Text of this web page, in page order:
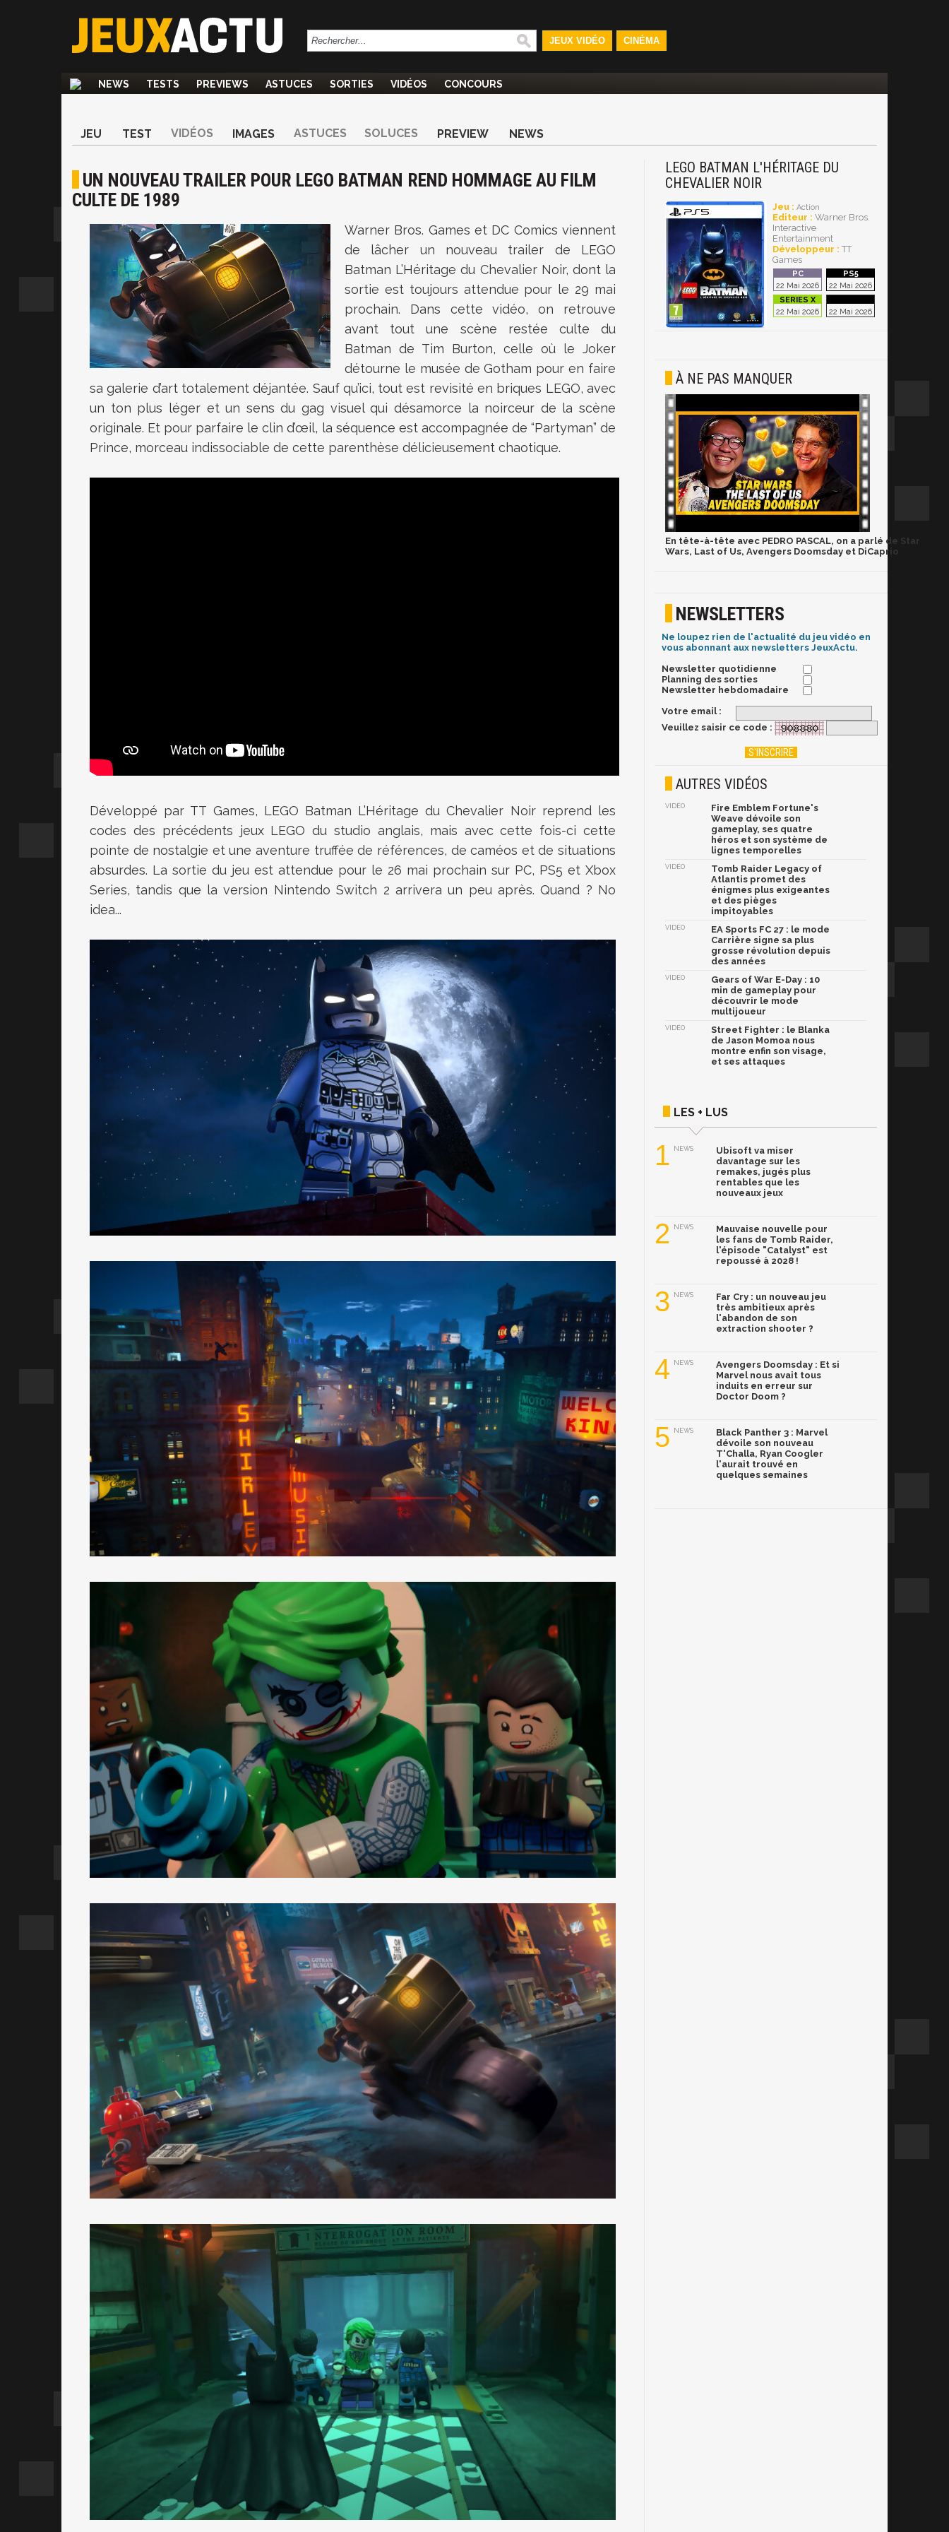
JEUX VIDÉO CINÉMA
NEWS TESTS PREVIEWS ASTUCES SORTIES VIDÉOS CONCOURS
JEU TEST VIDÉOS IMAGES ASTUCES SOLUCES PREVIEW NEWS
UN NOUVEAU TRAILER POUR LEGO BATMAN REND HOMMAGE AU FILM
CULTE DE 1989
Warner Bros. Games et DC Comics viennent
de lâcher un nouveau trailer de LEGO
Batman L’Héritage du Chevalier Noir, dont la
sortie est toujours attendue pour le 29 mai
prochain. Dans cette vidéo, on retrouve
avant tout une scène restée culte du
Batman de Tim Burton, celle où le Joker
détourne le musée de Gotham pour en faire
sa galerie d’art totalement déjantée. Sauf qu’ici, tout est revisité en briques LEGO, avec
un ton plus léger et un sens du gag visuel qui désamorce la noirceur de la scène
originale. Et pour parfaire le clin d’œil, la séquence est accompagnée de “Partyman” de
Prince, morceau indissociable de cette parenthèse délicieusement chaotique.
Développé par TT Games, LEGO Batman L’Héritage du Chevalier Noir reprend les
codes des précédents jeux LEGO du studio anglais, mais avec cette fois-ci cette
pointe de nostalgie et une aventure truffée de références, de caméos et de situations
absurdes. La sortie du jeu est attendue pour le 26 mai prochain sur PC, PS5 et Xbox
Series, tandis que la version Nintendo Switch 2 arrivera un peu après. Quand ? No
idea...
LEGO BATMAN L'HÉRITAGE DU
CHEVALIER NOIR
Jeu : Action
Editeur : Warner Bros.
Interactive
Entertainment
Développeur : TT
Games
22 Mai 2026 22 Mai 2026
22 Mai 2026 22 Mai 2026
À NE PAS MANQUER
En tête-à-tête avec PEDRO PASCAL, on a parlé de Star
Wars, Last of Us, Avengers Doomsday et DiCaprio
NEWSLETTERS
Ne loupez rien de l'actualité du jeu vidéo en
vous abonnant aux newsletters JeuxActu.
Newsletter quotidienne
Planning des sorties
Newsletter hebdomadaire
Votre email :
Veuillez saisir ce code :
AUTRES VIDÉOS
VIDÉO
Fire Emblem Fortune's
Weave dévoile son
gameplay, ses quatre
héros et son système de
lignes temporelles
VIDÉO
Tomb Raider Legacy of
Atlantis promet des
énigmes plus exigeantes
et des pièges
impitoyables
VIDÉO
EA Sports FC 27 : le mode
Carrière signe sa plus
grosse révolution depuis
des années
VIDÉO
Gears of War E-Day : 10
min de gameplay pour
découvrir le mode
multijoueur
VIDÉO
Street Fighter : le Blanka
de Jason Momoa nous
montre enfin son visage,
et ses attaques
LES + LUS
1 NEWS
Ubisoft va miser
davantage sur les
remakes, jugés plus
rentables que les
nouveaux jeux
2 NEWS
Mauvaise nouvelle pour
les fans de Tomb Raider,
l'épisode "Catalyst" est
repoussé à 2028 !
3 NEWS
Far Cry : un nouveau jeu
très ambitieux après
l'abandon de son
extraction shooter ?
4 NEWS
Avengers Doomsday : Et si
Marvel nous avait tous
induits en erreur sur
Doctor Doom ?
5 NEWS
Black Panther 3 : Marvel
dévoile son nouveau
T'Challa, Ryan Coogler
l'aurait trouvé en
quelques semaines